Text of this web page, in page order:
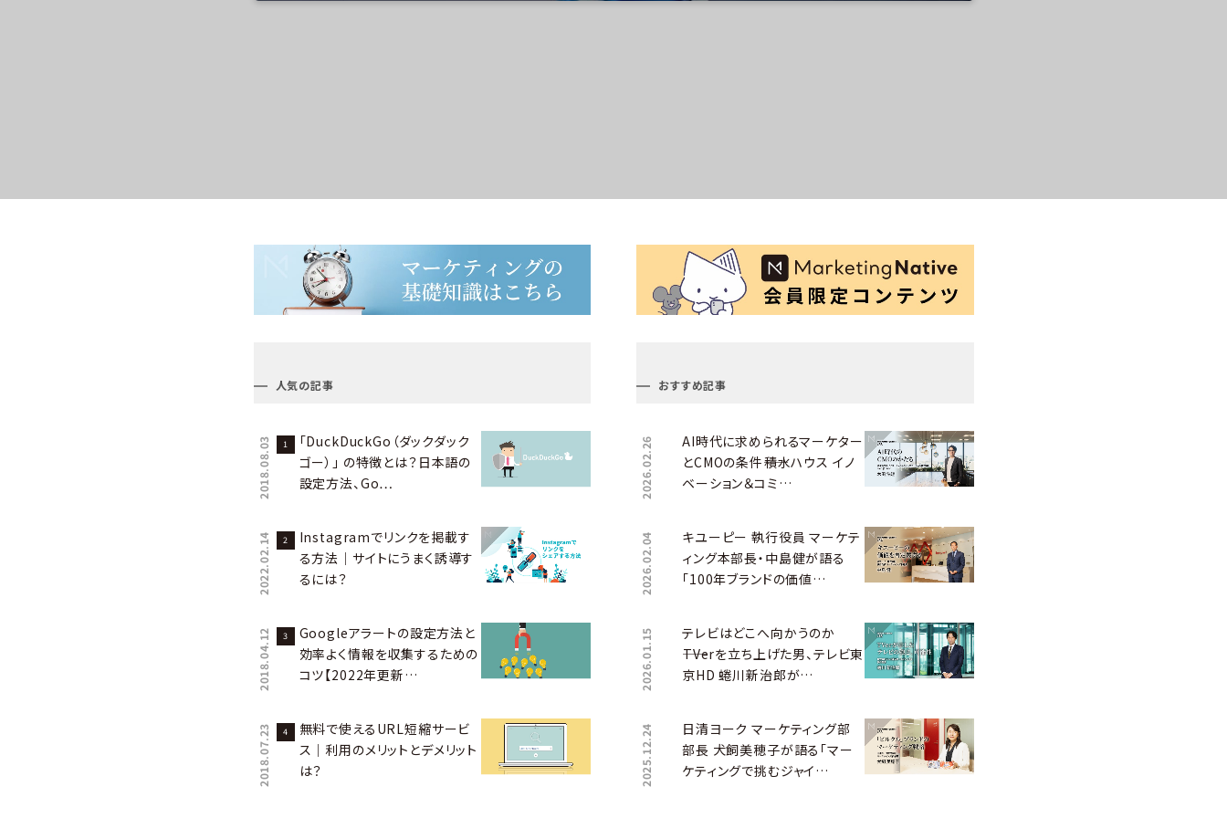
人気の記事
2018.08.03
「DuckDuckGo（ダックダック
ゴー）」 の特徴とは？日本語の
設定方法、Go…
2022.02.14
Instagramでリンクを掲載す
る方法｜サイトにうまく誘導す
るには？
2018.04.12
Googleアラートの設定方法と
効率よく情報を収集するための
コツ【2022年更新…
2018.07.23
無料で使えるURL短縮サービ
ス｜利用のメリットとデメリット
は？
おすすめ記事
2026.02.26
AI時代に求められるマーケター
とCMOの条件――積水ハウス イノ
ベーション＆コミ…
2026.02.04
キユーピー 執行役員 マーケテ
ィング本部長・中島健が語る
「100年ブランドの価値…
2026.01.15
テレビはどこへ向かうのか
――TVerを立ち上げた男、テレビ東
京HD 蜷川新治郎が…
2025.12.24
日清ヨーク マーケティング部
部長 犬飼美穂子が語る「マー
ケティングで挑むジャイ…